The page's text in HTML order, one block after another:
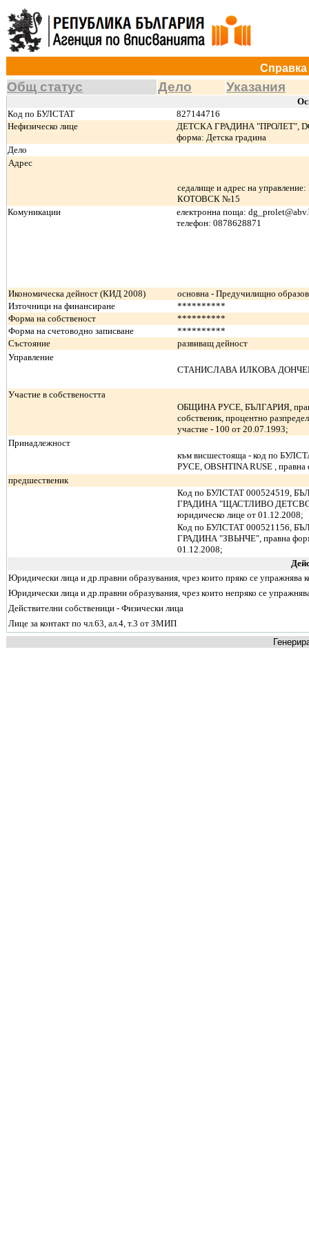
Справка
Общ статус Дело Указания
Код по БУЛСТАТ
827144716
Нефизическо лице
ДЕТСКА ГРАДИНА "ПРОЛЕТ",
форма: Детска градина
Дело
Адрес
седалище и адрес на
КОТОВСК №15
Комуникации
електронна поща:
телефон: 0878628871
Икономическа дейност (КИД 2008)
основна - Предучилищно
Източници на финансиране
**********
Форма на собственост
**********
Форма на счетоводно записване
**********
Състояние
развиващ дейност
Управление
СТАНИСЛАВА ИЛКОВА
Участие в собствеността
ОБЩИНА РУСЕ, БЪЛГАРИЯ,
собственик, процентно
участие - 100 от 20.07.1993;
Принадлежност
към висшестояща - код по
РУСЕ, OBSHTINA RUSE ,
предшественик
Код по БУЛСТАТ 000524519,
ГРАДИНА "ЩАСТЛИВО ДЕТСВО",
юридическо лице от 01.12.2008;
Код по БУЛСТАТ 000521156,
ГРАДИНА "ЗВЬНЧЕ", правна
01.12.2008;
Юридически лица и др.правни образувания, чрез които пряко се упражнява
Юридически лица и др.правни образувания, чрез които непряко се
Действителни собственици - Физически лица
Лице за контакт по чл.63, ал.4, т.3 от ЗМИП